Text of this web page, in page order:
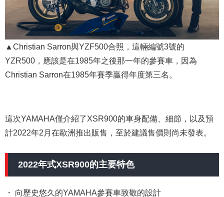
▲Christian Sarron與YZF500合照，這輛編號3號的
YZR500，應該是在1985年之後那一年的參賽車，因為
Christian Sarron在1985年賽季贏得年度第三名。
這次YAMAHA僅介紹了XSR900的車身配備、細節，以及預
計2022年2月在歐洲推出販售，至於建議售價則尚未發表。
2022年式XSR900的主要特色
・ 向歷史悠久的YAMAHA參賽車致敬的設計